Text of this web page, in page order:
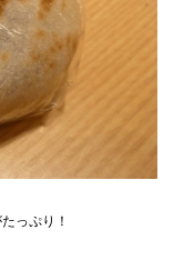
っぷり！